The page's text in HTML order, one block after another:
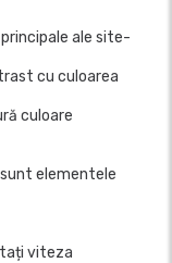
ale site-
cu culoarea
culoare
elementele
viteza